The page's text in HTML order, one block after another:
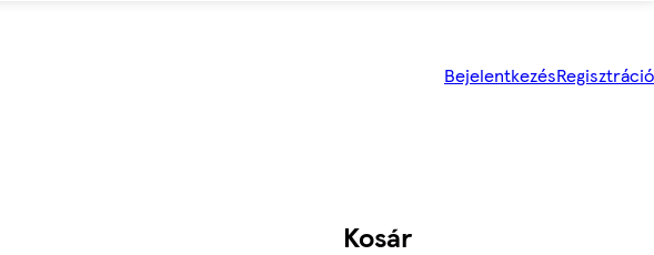
BejelentkezésRegisztráció
Kosár